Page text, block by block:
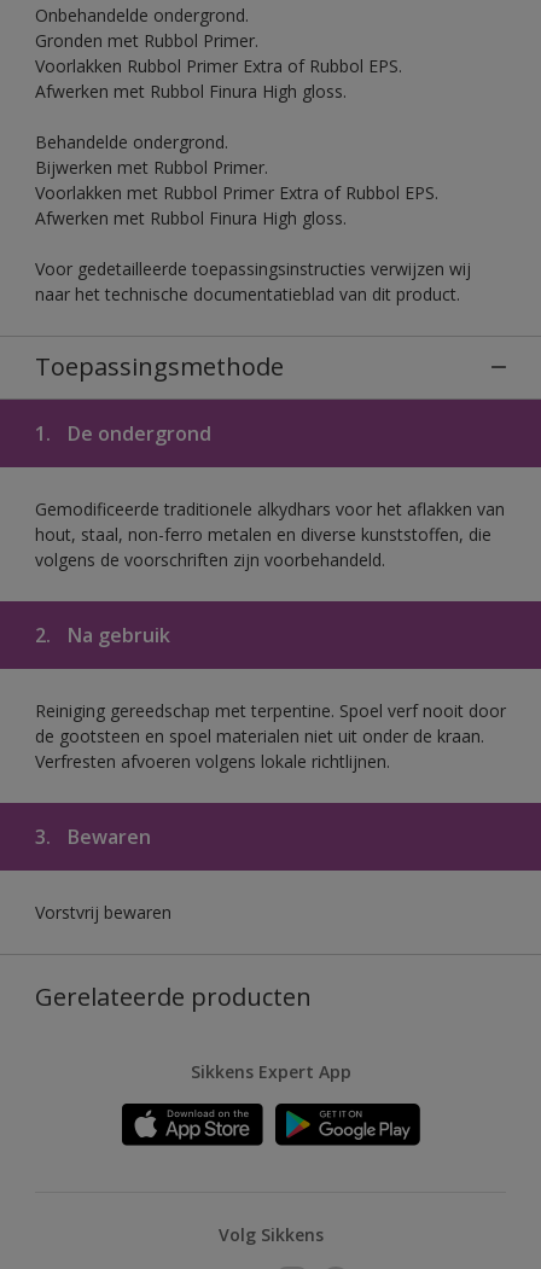
Onbehandelde ondergrond.
Gronden met Rubbol Primer.
Voorlakken Rubbol Primer Extra of Rubbol EPS.
Afwerken met Rubbol Finura High gloss.
Behandelde ondergrond.
Bijwerken met Rubbol Primer.
Voorlakken met Rubbol Primer Extra of Rubbol EPS.
Afwerken met Rubbol Finura High gloss.
Voor gedetailleerde toepassingsinstructies verwijzen wij
naar het technische documentatieblad van dit product.
Toepassingsmethode
1. De ondergrond
Gemodificeerde traditionele alkydhars voor het aflakken van
hout, staal, non-ferro metalen en diverse kunststoffen, die
volgens de voorschriften zijn voorbehandeld.
2. Na gebruik
Reiniging gereedschap met terpentine. Spoel verf nooit door
de gootsteen en spoel materialen niet uit onder de kraan.
Verfresten afvoeren volgens lokale richtlijnen.
3. Bewaren
Vorstvrij bewaren
Gerelateerde producten
Sikkens Expert App
Volg Sikkens